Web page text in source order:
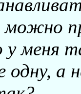
можно
у меня
а